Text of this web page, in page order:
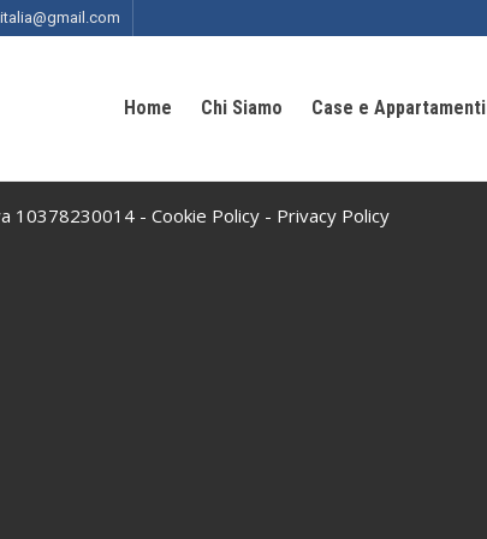
Home Chi Siamo Case e Appartamenti
10378230014 - Cookie Policy - Privacy Policy